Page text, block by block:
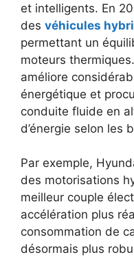
et intelligents. En
des véhicules
permettant un
moteurs
améliore
énergétique et
conduite fluide en
d’énergie selon les
Par exemple,
des motorisations
meilleur couple
accélération plus
consommation de
désormais plus